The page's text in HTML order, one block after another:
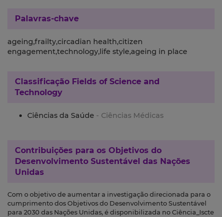
Palavras-chave
ageing,frailty,circadian health,citizen
engagement,technology,life style,ageing in place
Classificação Fields of Science and
Technology
Ciências da Saúde - Ciências Médicas
Contribuições para os Objetivos do
Desenvolvimento Sustentável das Nações
Unidas
Com o objetivo de aumentar a investigação direcionada para o
cumprimento dos Objetivos do Desenvolvimento Sustentável
para 2030 das Nações Unidas, é disponibilizada no Ciência_Iscte